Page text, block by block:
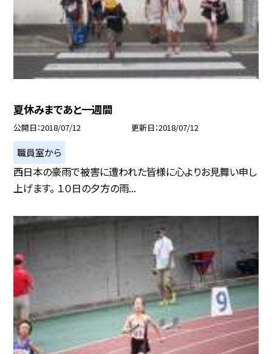
夏休みまであと一週間
公開日 2018/07/12 更新日 2018/07/12
職員室から
西日本の豪雨で被害に遭われた皆様に心よりお見舞い申し
上げます。 １０日の夕方の雨...